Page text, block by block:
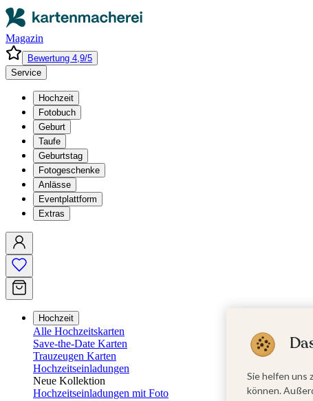
Magazin
Bewertung 4,9/5
Service
Hochzeit
Fotobuch
Geburt
Taufe
Geburtstag
Fotogeschenke
Anlässe
Eventplattform
Extras
Hochzeit
Alle Hochzeitskarten
Save-the-Date Karten
Trauzeugen Karten
Hochzeitseinladungen
Neue Kollektion
Hochzeitseinladungen mit Foto
Sie helfen uns
können.